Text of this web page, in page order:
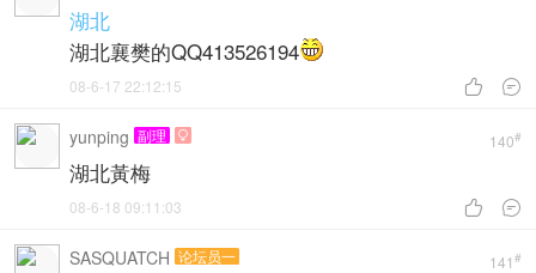
湖北
湖北襄樊的QQ413526194
 
08-6-17 22:12:15
140#
yunping 副理 
湖北黃梅
 
08-6-18 09:11:03
141 #
SASQUATCH 论坛员一